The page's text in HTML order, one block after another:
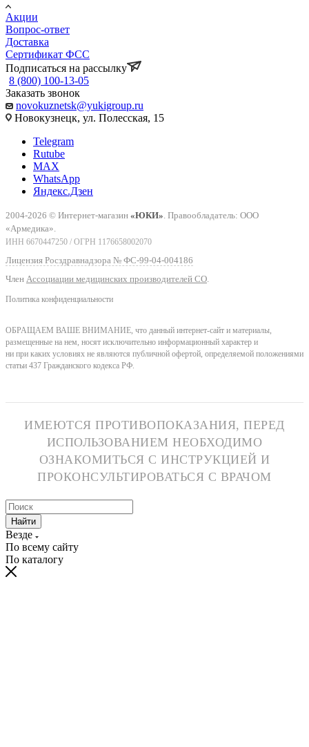
Акции
Вопрос-ответ
Доставка
Сертификат ФСС
Подписаться на рассылку
8 (800) 100-13-05
Заказать звонок
novokuznetsk@yukigroup.ru
Новокузнецк, ул. Полесская, 15
Telegram
Rutube
MAX
WhatsApp
Яндекс.Дзен
2004-2026 © Интернет-магазин «ЮКИ» . Правообладатель: ООО
«Армедика».
ИНН 6670447250 / ОГРН 1176658002070
Лицензия Росздравнадзора № ФС-99-04-004186
Член Ассоциации медицинских производителей СО
Политика конфиденциальности
ОБРАЩАЕМ ВАШЕ ВНИМАНИЕ, что данный интернет-сайт и материалы,
размещенные на нем, носят исключительно информационный характер и
ни при каких условиях не являются публичной офертой, определяемой положениями
статьи 437 Гражданского кодекса РФ.
ИМЕЮТСЯ ПРОТИВОПОКАЗАНИЯ, ПЕРЕД
ИСПОЛЬЗОВАНИЕМ НЕОБХОДИМО
ОЗНАКОМИТЬСЯ С ИНСТРУКЦИЕЙ И
ПРОКОНСУЛЬТИРОВАТЬСЯ С ВРАЧОМ
Найти
Везде
По всему сайту
По каталогу